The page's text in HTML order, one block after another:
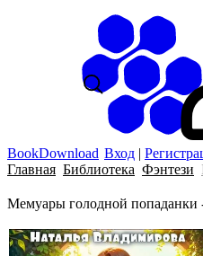
BookDownload Вход |
Главная Библиотека Фэнтези
Мемуары голодной попаданки